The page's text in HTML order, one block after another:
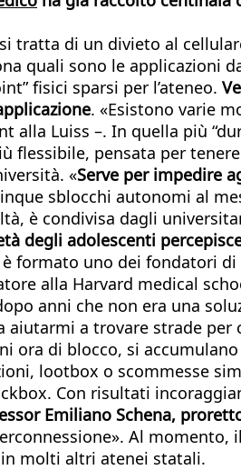
tratta di un divieto al
quali sono le applicazioni
fisici sparsi per l’ateneo.
. «Esistono varie
Luiss –. In quella più
flessibile, pensata per
«Serve per impedire
sblocchi autonomi al
è condivisa dagli
degli adolescenti
formato uno dei fondatori di
alla Harvard medical
anni che non era una
a trovare strade per
ora di blocco, si
lootbox o scommesse
Con risultati
Emiliano Schena,
Al momento,
molti altri atenei statali.